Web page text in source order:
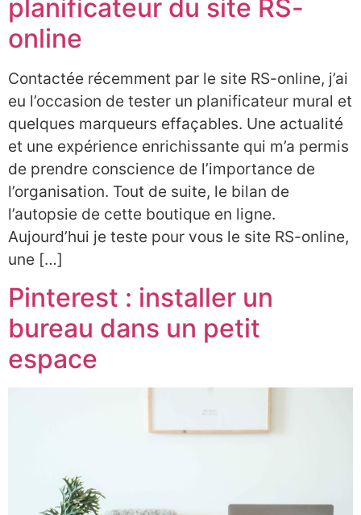
planificateur du site RS-
online
Contactée récemment par le site RS-online, j’ai
eu l’occasion de tester un planificateur mural et
quelques marqueurs effaçables. Une actualité
et une expérience enrichissante qui m’a permis
de prendre conscience de l’importance de
l’organisation. Tout de suite, le bilan de
l’autopsie de cette boutique en ligne.
Aujourd’hui je teste pour vous le site RS-online,
une […]
Pinterest : installer un
bureau dans un petit
espace